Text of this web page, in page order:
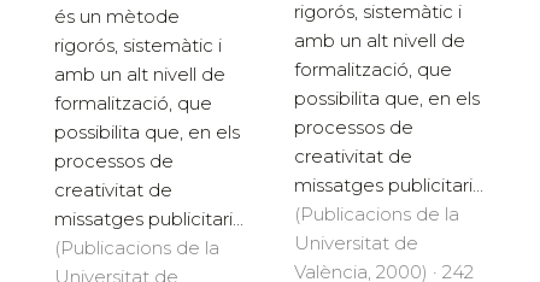
és un mètode
rigorós, sistemàtic i
amb un alt nivell de
formalització, que
possibilita que, en els
processos de
creativitat de
missatges publicitari...
(Publicacions de la
Universitat de
rigorós, sistemàtic i
amb un alt nivell de
formalització, que
possibilita que, en els
processos de
creativitat de
missatges publicitari...
(Publicacions de la
Universitat de
València, 2000) · 242